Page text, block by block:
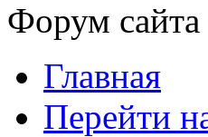
Форум
Главная
Перейти